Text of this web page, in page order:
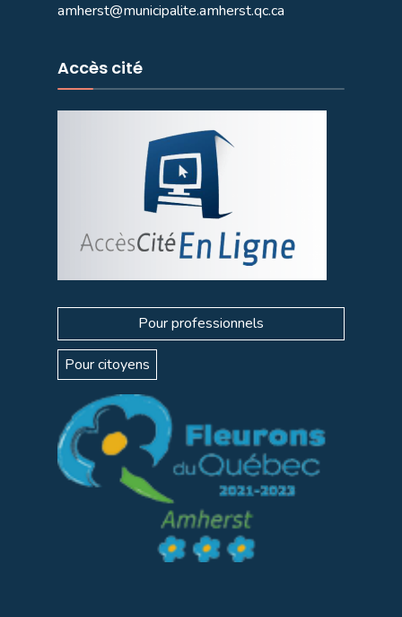
amherst@municipalite.amherst.qc.ca
Accès cité
Pour professionnels
Pour citoyens